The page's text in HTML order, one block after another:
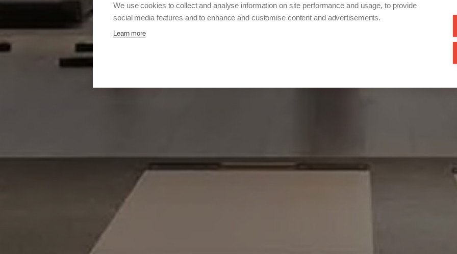
We use cookies to collect and analyse information on site performance and usage, to provide
social media features and to enhance and customise content and advertisements.
Learn more